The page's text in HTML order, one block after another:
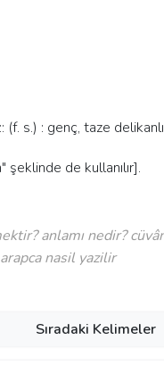
(f. s.) : genç, taze
şeklinde de kullanılır].
anlamı nedir?
nasil yazilir
Sıradaki Kelimeler